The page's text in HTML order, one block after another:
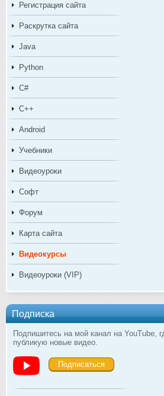
Регистрация сайта
Раскрутка сайта
Java
Python
C#
C++
Android
Учебники
Видеоуроки
Софт
Форум
Карта сайта
Видеокурсы
Видеоуроки (VIP)
Подписка
Подпишитесь на мой канал на YouTube,
публикую новые видео.
Подписаться